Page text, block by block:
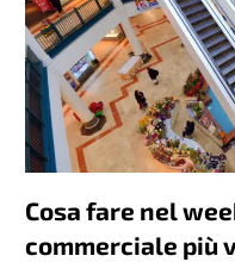
Cosa fare nel
commerciale più